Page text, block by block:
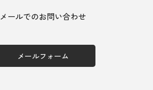
メールでのお問い合わせ
メールフォーム